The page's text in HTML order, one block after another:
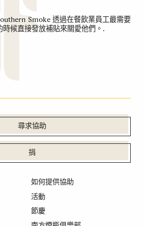
Smoke 透過在餐飲業員工最需要
時候直接發放補貼來關愛他們。.
尋求協助
捐
如何提供協助
活動
節慶